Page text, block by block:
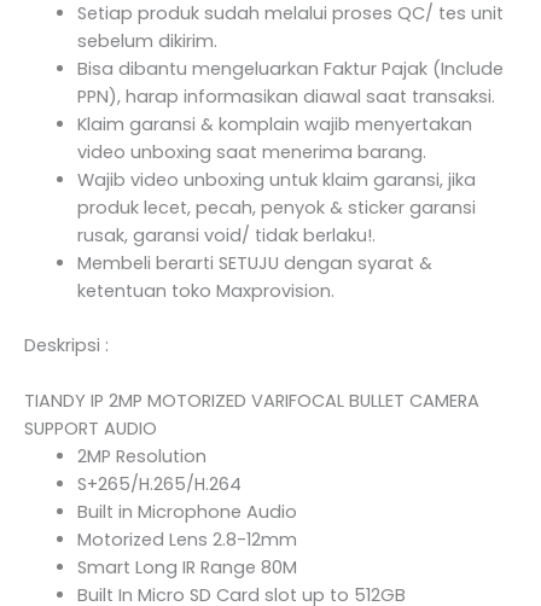
Setiap produk sudah melalui proses QC/ tes unit
sebelum dikirim.
Bisa dibantu mengeluarkan Faktur Pajak (Include
PPN), harap informasikan diawal saat transaksi.
Klaim garansi & komplain wajib menyertakan
video unboxing saat menerima barang.
Wajib video unboxing untuk klaim garansi, jika
produk lecet, pecah, penyok & sticker garansi
rusak, garansi void/ tidak berlaku!.
Membeli berarti SETUJU dengan syarat &
ketentuan toko Maxprovision.
Deskripsi :
TIANDY IP 2MP MOTORIZED VARIFOCAL BULLET CAMERA
SUPPORT AUDIO
2MP Resolution
S+265/H.265/H.264
Built in Microphone Audio
Motorized Lens 2.8-12mm
Smart Long IR Range 80M
Built In Micro SD Card slot up to 512GB